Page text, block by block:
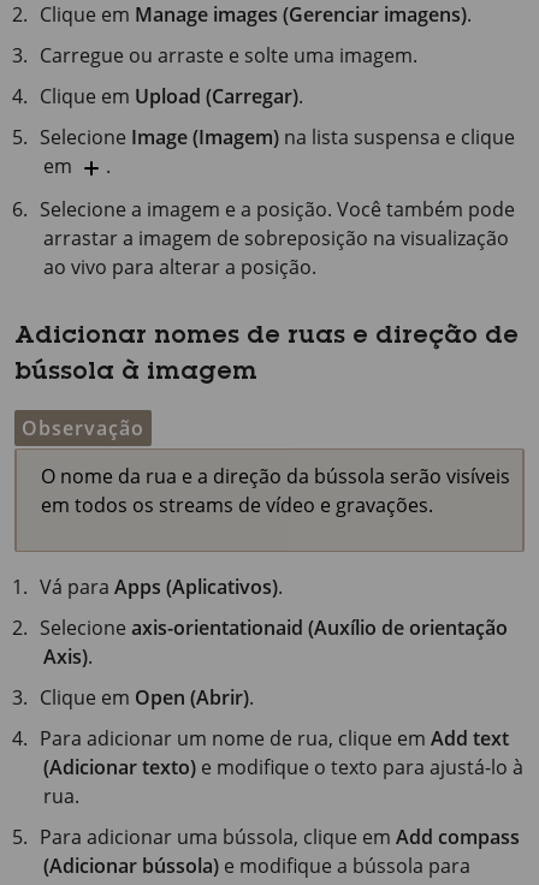
Clique em Manage images (Gerenciar imagens).
Carregue ou arraste e solte uma imagem.
Clique em Upload (Carregar).
Selecione Image (Imagem) na lista suspensa e clique
em
.
Selecione a imagem e a posição. Você também pode
arrastar a imagem de sobreposição na visualização
ao vivo para alterar a posição.
Adicionar nomes de ruas e direção de
bússola à imagem
Observação
O nome da rua e a direção da bússola serão visíveis
em todos os streams de vídeo e gravações.
Vá paraApps (Aplicativos).
Selecioneaxis-orientationaid (Auxílio de orientação
Axis).
Clique em Open (Abrir).
Para adicionar um nome de rua, clique emAdd text
(Adicionar texto) e modifique o texto para ajustá-lo à
rua.
Para adicionar uma bússola, clique emAdd compass
(Adicionar bússola) e modifique a bússola para